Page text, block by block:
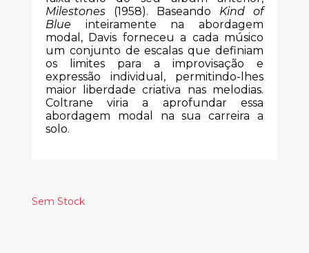
Milestones(1958). Baseando Kind of
Blue inteiramente na abordagem
modal, Davis forneceu a cada músico
um conjunto de escalas que definiam
os limites para a improvisação e
expressão individual, permitindo-lhes
maior liberdade criativa nas melodias.
Coltrane viria a aprofundar essa
abordagem modal na sua carreira a
solo.
Sem Stock